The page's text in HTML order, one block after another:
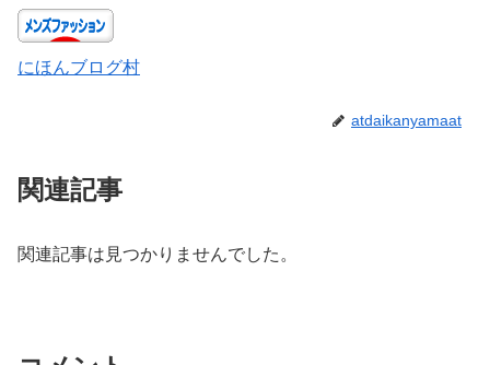
にほんブログ村
atdaikanyamaat
関連記事
関連記事は見つかりませんでした。